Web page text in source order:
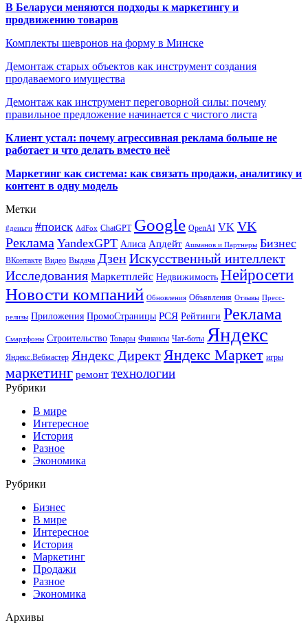
В Беларуси меняются подходы к маркетингу и
продвижению товаров
Комплекты шевронов на форму в Минске
Демонтаж старых объектов как инструмент создания
продаваемого имущества
Демонтаж как инструмент переговорной силы: почему
правильное предложение начинается с чистого листа
Клиент устал: почему агрессивная реклама больше не
работает и что делать вместо неё
Маркетинг как система: как связать продажи, аналитику и
контент в одну модель
Метки
#деньги #поиск AdFox ChatGPT Google OpenAI VK VK
Реклама YandexGPT Алиса Апдейт Ашманов и Партнеры Бизнес
ВКонтакте Видео Выдача ДзенИскусственный интеллект
Исследования Маркетплейс Недвижимость Нейросети
Новости компаний Обновления Объявления Отзывы Пресс-
релизы Приложения ПромоСтраницы РСЯ Рейтинги Реклама
Смартфоны Строительство Товары Финансы Чат-боты Яндекс
Яндекс.Вебмастер Яндекс Директ Яндекс Маркет игры
маркетинг ремонт технологии
Рубрики
В мире
Интересное
История
Разное
Экономика
Рубрики
Бизнес
В мире
Интересное
История
Маркетинг
Продажи
Разное
Экономика
Архивы